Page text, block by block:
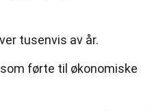
tusenvis av år.
førte til økonomiske